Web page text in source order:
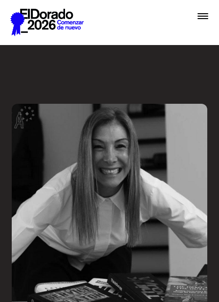
Saltar al contenido principal
Academias
Inscribir
Boletería